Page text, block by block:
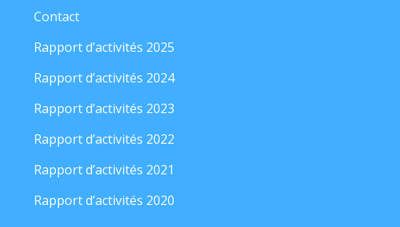
Contact
Rapport d’activités 2025
Rapport d’activités 2024
Rapport d’activités 2023
Rapport d’activités 2022
Rapport d’activités 2021
Rapport d’activités 2020